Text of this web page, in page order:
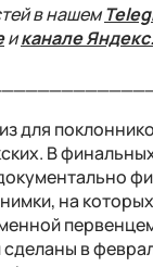
в нашем
иканале
для
В
на
в